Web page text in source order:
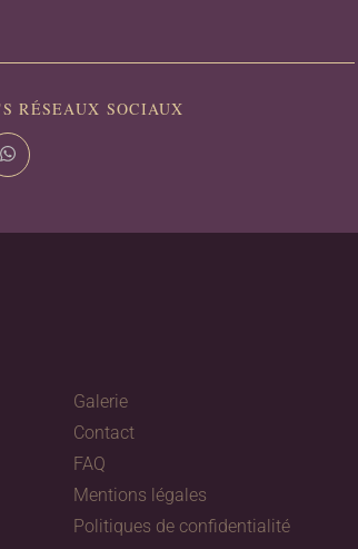
RÉSEAUX SOCIAUX
Galerie
Contact
FAQ
Mentions légales
Politiques de confidentialité